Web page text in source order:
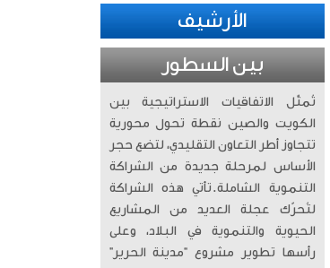
الأرشيف
بين السطور
تُمثّل الاتفاقيات الاستراتيجية بين
الكويت والصين نقطة تحول محورية
تتجاوز أطر التعاون التقليدي، لتضع حجر
الأساس لمرحلة جديدة من الشراكة
التنموية الشاملة. ​تأتي هذه الشراكة
لتُحرّك عجلة العديد من المشاريع
الحيوية والتنموية في البلاد، وعلى
رأسها تطوير مشروع “مدينة الحرير”